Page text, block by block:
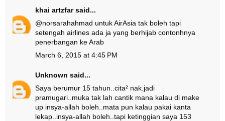
khai artzfarsaid...
@norsarahahmad untuk AirAsia tak boleh tapi
setengah airlines ada ja yang berhijab contonhnya
penerbangan ke Arab
March 6, 2015 at 4:45 PM
Unknown said...
Saya berumur 15 tahun..cita² nak.jadi
pramugari..muka tak lah cantik mana kalau di make
up insya-allah boleh..mata pun kalau pakai kanta
lekap..insya-allah boleh..tapi ketinggian saya 153